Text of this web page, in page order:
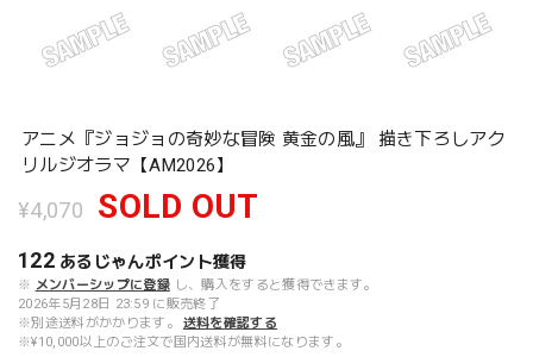
アニメ『ジョジョの奇妙な冒険 黄金の風』 描き下ろしアク
リルジオラマ【AM2026】
¥4,070 SOLD OUT
122 あるじゃんポイント獲得
※ メンバーシップに登録 し、購入をすると獲得できます。
2026年5月28日 23:59 に販売終了
※別途送料がかかります。
送料を確認する
※¥10,000以上のご注文で国内送料が無料になります。